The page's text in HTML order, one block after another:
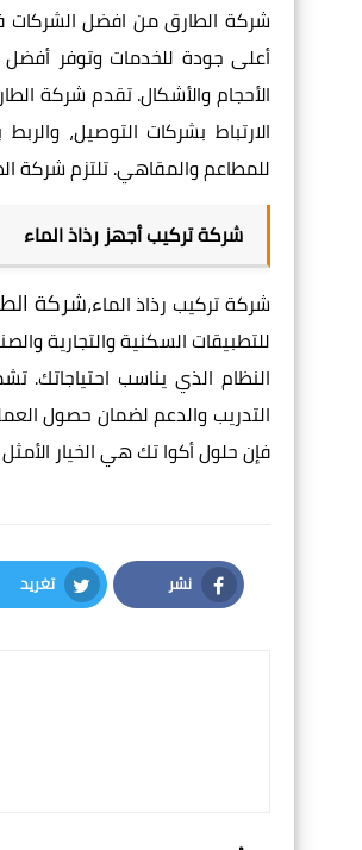
شركة الطارقمن افضل الشركات
أعلى جودة للخدمات وتوفر
الأحجام والأشكال. تقدم شركة
الارتباط بشركات التوصيل،
للمطاعم والمقاهي. تلتزم شركة
شركة تركيب أجهز رذاذ الماء
شركة تركيب رذاذ الماء،شركة
للتطبيقات السكنية والتجارية
النظام الذي يناسب احتياجاتك.
التدريب والدعم لضمان حصول
فإن حلول أكوا تك هي الخيار
نشر
Facebook
تغريد
Twitter